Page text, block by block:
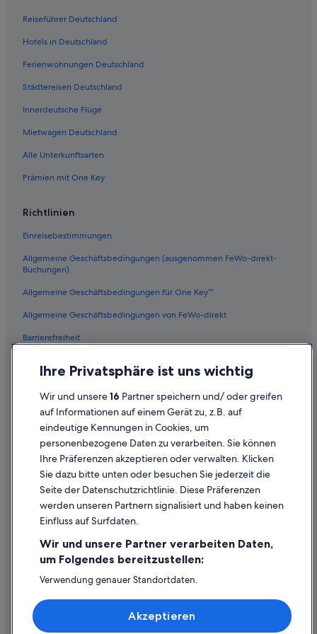
Gasthäuser in Caye Caulker
Hotels mit Pool in Caye Caulker
Hütten in Caye Caulker
Hotels mit Yoga in Caye Caulker
5-Sterne-Hotels in Caye Caulker
Reiseführer Deutschland
Hotels in Deutschland
Ferienwohnungen Deutschland
Städtereisen Deutschland
Innerdeutsche Flüge
Mietwagen Deutschland
Alle Unterkunftsarten
Prämien mit One Key
Richtlinien
Einreisebestimmungen
Allgemeine Geschäftsbedingungen (ausgenommen FeWo-direkt-
Buchungen)
Allgemeine Geschäftsbedingungen für One Key™
Allgemeine Geschäftsbedingungen von FeWo-direkt
Barrierefreiheit
Inhaltsrichtlinien und Melden von Inhalten
Hilfe
Hilfe
Flug stornieren
Rückerstattungsdauer
Expedia-Gutschein einlösen
Internationale Reisedokumente
Ihre Privatsphäre ist uns wichtig
Wir und unsere16 Partner speichern und/ oder greifen
auf Informationen auf einem Gerät zu, z.B. auf
eindeutige Kennungen in Cookies, um
personenbezogene Daten zu verarbeiten. Sie können
Ihre Präferenzen akzeptieren oder verwalten. Klicken
Sie dazu bitte unten oder besuchen Sie jederzeit die
Seite der Datenschutzrichtlinie. Diese Präferenzen
werden unseren Partnern signalisiert und haben keinen
Einfluss auf Surfdaten.
Wir und unsere Partner verarbeiten Daten,
um Folgendes bereitzustellen:
Verwendung genauer Standortdaten.
Speichern von oder Zugriff auf Informationen auf einem
Endgerät. Personalisierte Werbung und Inhalte, Messung
von Werbeleistung und der Performance von Inhalten,
Akzeptieren